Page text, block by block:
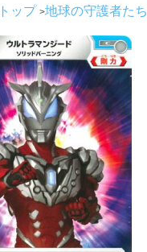
ップ 地球の守護者たち